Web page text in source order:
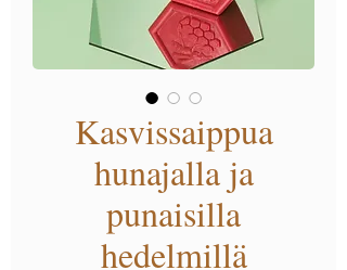
Kasvissaippua
hunajalla ja
punaisilla
hedelmillä